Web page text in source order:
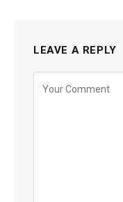
LEAVE A REPLY